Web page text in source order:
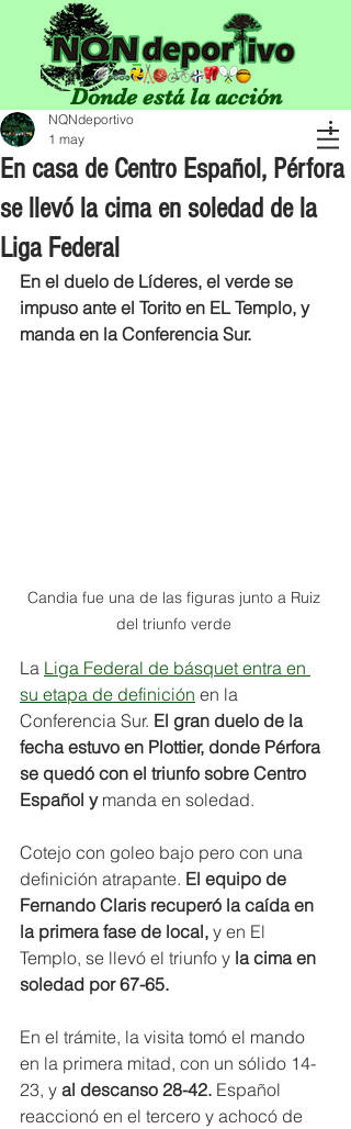
Donde está la acción
En casa de Centro Español, Pérfora
se llevó la cima en soledad de la
Liga Federal
NQNdeportivo
1 may
En el duelo de Líderes, el verde se
impuso ante el Torito en EL Templo, y
manda en la Conferencia Sur.
Candia fue una de las figuras junto a Ruiz
del triunfo verde
La Liga Federal de básquet entra en
su etapa de definición en la
Conferencia Sur. El gran duelo de la
fecha estuvo en Plottier, donde Pérfora
se quedó con el triunfo sobre Centro
Español y manda en soledad.
Cotejo con goleo bajo pero con una
definición atrapante. El equipo de
Fernando Claris recuperó la caída en
la primera fase de local, y en El
Templo, se llevó el triunfo y la cima en
soledad por 67-65.
En el trámite, la visita tomó el mando
en la primera mitad, con un sólido 14-
23, y al descanso 28-42. Español
reaccionó en el tercero y achocó de